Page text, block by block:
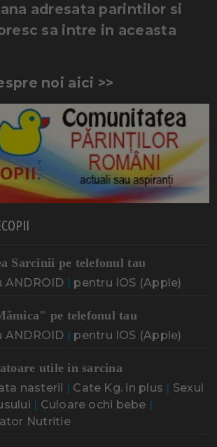
adresata parintilor si
sa intre in aceasta
noi aici >>
Sarcinii pe telefonul tau
ANDROID | pentru IOS (Apple)
pe telefonul tau
ANDROID | pentru IOS (Apple)
utile in sarcina
nasterii | Cate Kg. in plus | Sexul
| Culoare ochi bebe |
Nutritie